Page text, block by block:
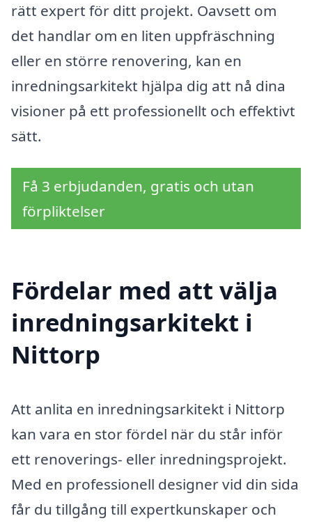
rätt expert för ditt projekt. Oavsett om
det handlar om en liten uppfräschning
eller en större renovering, kan en
inredningsarkitekt hjälpa dig att nå dina
visioner på ett professionellt och effektivt
sätt.
Få 3 erbjudanden, gratis och utan
förpliktelser
Fördelar med att välja
inredningsarkitekt i
Nittorp
Att anlita en inredningsarkitekt i Nittorp
kan vara en stor fördel när du står inför
ett renoverings- eller inredningsprojekt.
Med en professionell designer vid din sida
får du tillgång till expertkunskaper och